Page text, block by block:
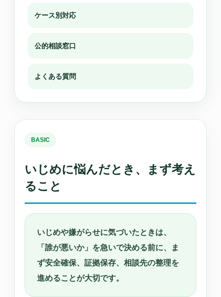
ケース別対応
公的相談窓口
よくある質問
BASIC
いじめに悩んだとき、まず考え
ること
いじめや嫌がらせに気づいたときは、
「誰が悪いか」を急いで決める前に、ま
ず安全確保、証拠保存、相談先の整理を
進めることが大切です。